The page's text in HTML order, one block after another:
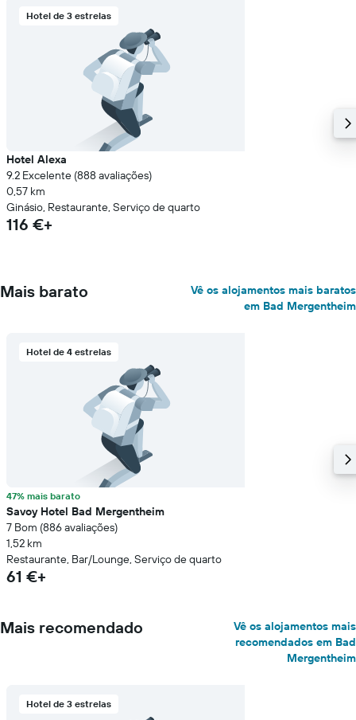
Hotel de 3 estrelas
Hotel Alexa
9.2 Excelente (888 avaliações)
0,57 km
Ginásio, Restaurante, Serviço de quarto
116 €+
Mais barato
Vê os alojamentos mais baratos
em Bad Mergentheim
Hotel de 4 estrelas
47% mais barato
Savoy Hotel Bad Mergentheim
7 Bom (886 avaliações)
1,52 km
Restaurante, Bar/Lounge, Serviço de quarto
61 €+
Mais recomendado
Vê os alojamentos mais
recomendados em Bad
Mergentheim
Hotel de 3 estrelas